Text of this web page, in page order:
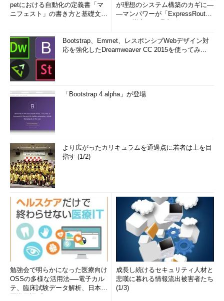
petにおける自動化の定義書「マ
ニフェスト」の書き方と基礎文法
が理想のシステム構築のカギに―
―マンパワーが「ExpressRout
Bootstrap、Emmet、レスポンシブWebデザイン対
応を強化したDreamweaver CC 2015を使ってみ...
「Bootstrap 4 alpha」が登場
より広がったカリキュラムを通過点に若者は上を目
指す (1/2)
勉強会で明らかになった医療向け
OSSの多様な活用法──電子カル
テ、臨床試験データ解析、日本語
成長し続けるセキュリティ人材と
悲嘆に暮れる情報流出被害者たち
(1/3)